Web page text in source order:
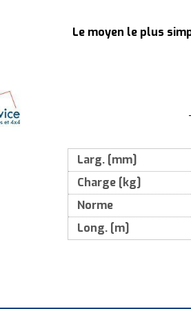
Le moyen le plus
Larg. [mm]
Charge [kg]
Norme
Long. [m]